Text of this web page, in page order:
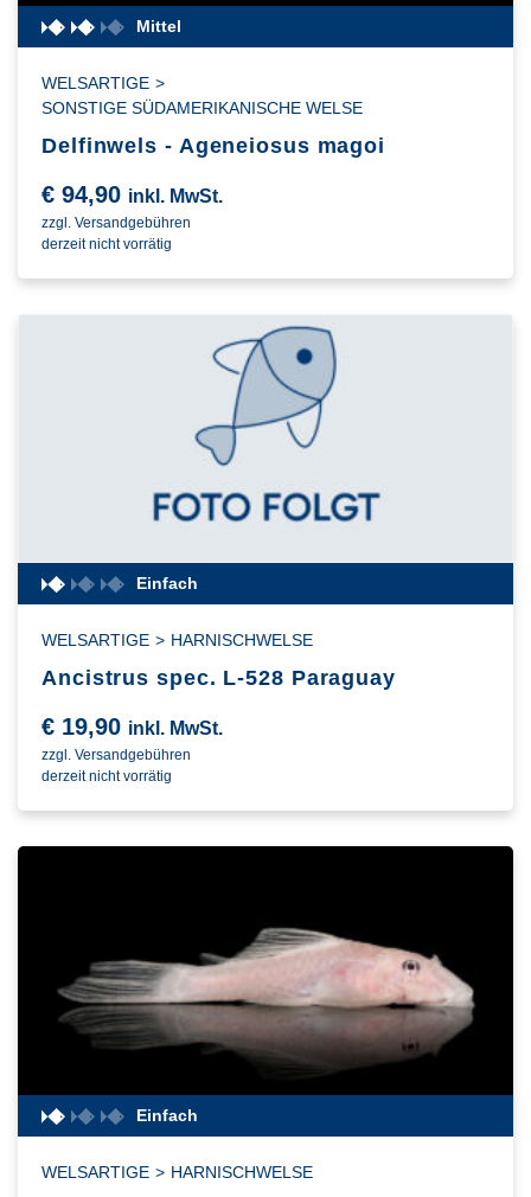
Mittel
WELSARTIGE >
SONSTIGE SÜDAMERIKANISCHE WELSE
Delfinwels - Ageneiosus magoi
€ 94,90 inkl. MwSt.
zzgl. Versandgebühren
derzeit nicht vorrätig
Einfach
WELSARTIGE > HARNISCHWELSE
Ancistrus spec. L-528 Paraguay
€ 19,90 inkl. MwSt.
zzgl. Versandgebühren
derzeit nicht vorrätig
Einfach
WELSARTIGE > HARNISCHWELSE